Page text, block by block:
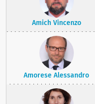
Amich Vincenzo
Amorese Alessandro